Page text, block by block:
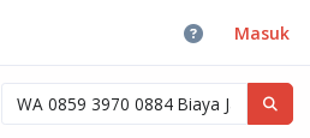
Masuk